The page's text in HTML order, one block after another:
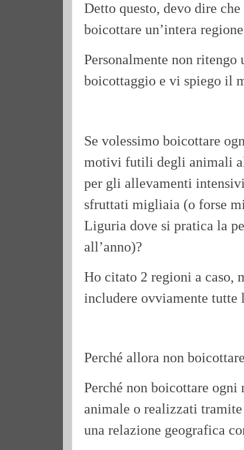
Detto questo, devo dire
boicottare un’intera
Personalmente non
boicottaggio e vi spiego il
Se volessimo boicottare
motivi futili degli animali
per gli allevamenti
sfruttati migliaia (o forse
Liguria dove si pratica la
all’anno)?
Ho citato 2 regioni a caso,
includere ovviamente
Perché allora non
Perché non boicottare
animale o realizzati
una relazione geografica